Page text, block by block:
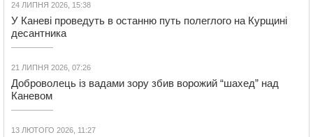
24 ЛИПНЯ 2026, 15:38
У Каневі проведуть в останню путь полеглого на Курщині
десантника
21 ЛИПНЯ 2026, 07:26
Доброволець із вадами зору збив ворожий “шахед” над
Каневом
13 ЛЮТОГО 2026, 11:27